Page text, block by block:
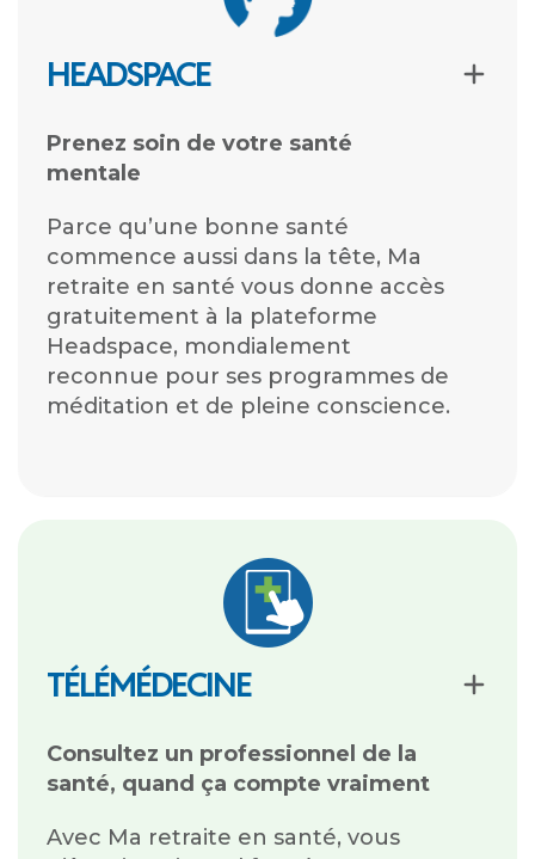
HEADSPACE
Prenez soin de votre santé
mentale
Parce qu’une bonne santé
commence aussi dans la tête, Ma
retraite en santé vous donne accès
gratuitement à la plateforme
Headspace, mondialement
reconnue pour ses programmes de
méditation et de pleine conscience.
TÉLÉMÉDECINE
Consultez un professionnel de la
santé, quand ça compte vraiment
Avec Ma retraite en santé, vous